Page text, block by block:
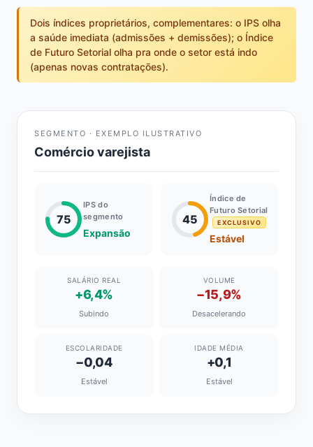
Dois índices proprietários, complementares: o IPS olha
a saúde imediata (admissões + demissões); o Índice
de Futuro Setorial olha pra onde o setor está indo
(apenas novas contratações).
SEGMENTO · EXEMPLO ILUSTRATIVO
Comércio varejista
75
IPS do
segmento
Expansão
45
Índice de
Futuro Setorial
EXCLUSIVO
Estável
SALÁRIO REAL
+6,4%
Subindo
VOLUME
−15,9%
Desacelerando
ESCOLARIDADE
−0,04
Estável
IDADE MÉDIA
+0,1
Estável